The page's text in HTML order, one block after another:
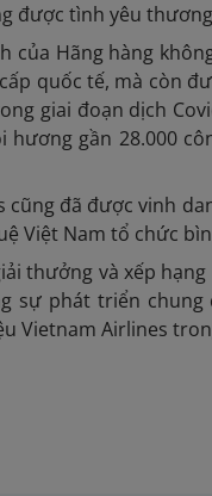
được tình yêu
của Hãng hàng
quốc tế, mà còn
giai đoạn dịch
gần 28.000
cũng đã được vinh
Việt Nam tổ chức
thưởng và xếp
sự phát triển chung
Vietnam Airlines